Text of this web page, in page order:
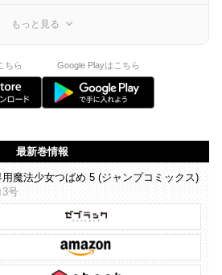
もっと見る
ちら Google Playはこちら
最新巻情報
用魔法少女つばめ 5 (ジャンプコミックス)
3号